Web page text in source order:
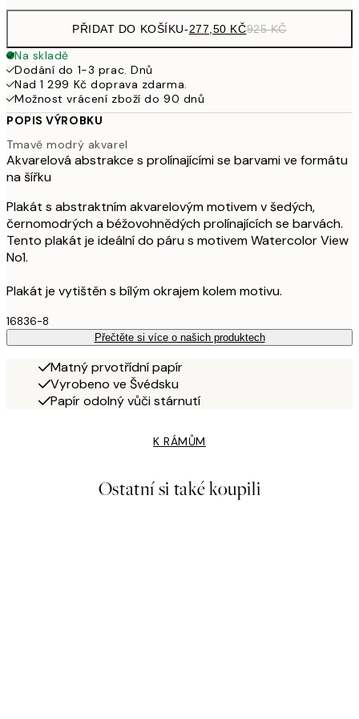
PŘIDAT DO KOŠÍKU-277,50 KČ925 KČ
Na skladě
Dodání do 1-3 prac. Dnů
Nad 1 299 Kč doprava zdarma.
Možnost vrácení zboží do 90 dnů
POPIS VÝROBKU
Tmavě modrý akvarel
Akvarelová abstrakce s prolínajícími se barvami ve formátu
na šířku
Plakát s abstraktním akvarelovým motivem v šedých,
černomodrých a béžovohnědých prolínajících se barvách.
Tento plakát je ideální do páru s motivem Watercolor View
No1.
Plakát je vytištěn s bílým okrajem kolem motivu.
16836-8
Přečtěte si více o našich produktech
Matný prvotřídní papír
Vyrobeno ve Švédsku
Papír odolný vůči stárnutí
K RÁMŮM
Ostatní si také koupili